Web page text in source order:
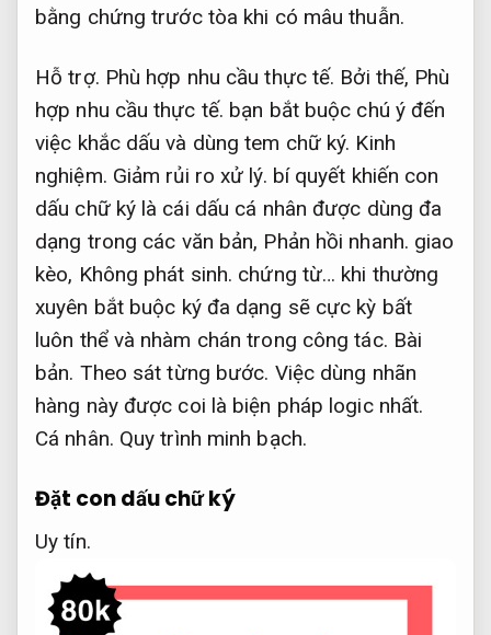
bằng chứng trước tòa khi có mâu thuẫn.
Hỗ trợ. Phù hợp nhu cầu thực tế. Bởi thế, Phù
hợp nhu cầu thực tế. bạn bắt buộc chú ý đến
việc khắc dấu và dùng tem chữ ký. Kinh
nghiệm. Giảm rủi ro xử lý. bí quyết khiến con
dấu chữ ký là cái dấu cá nhân được dùng đa
dạng trong các văn bản, Phản hồi nhanh. giao
kèo, Không phát sinh. chứng từ… khi thường
xuyên bắt buộc ký đa dạng sẽ cực kỳ bất
luôn thể và nhàm chán trong công tác. Bài
bản. Theo sát từng bước. Việc dùng nhãn
hàng này được coi là biện pháp logic nhất.
Cá nhân. Quy trình minh bạch.
Đặt con dấu chữ ký
Uy tín.